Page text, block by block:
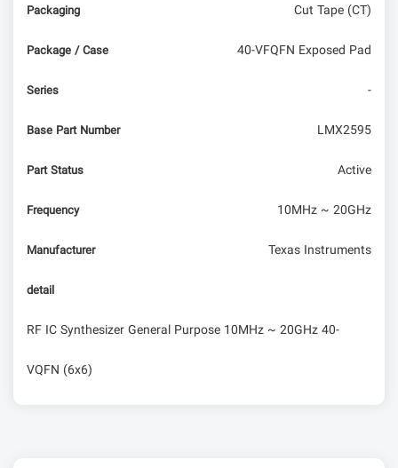
Packaging Cut Tape (CT)
Package / Case 40-VFQFN Exposed Pad
Series -
Base Part Number LMX2595
Part Status Active
Frequency 10MHz ~ 20GHz
Manufacturer Texas Instruments
detail
RF IC Synthesizer General Purpose 10MHz ~ 20GHz 40-
VQFN (6x6)